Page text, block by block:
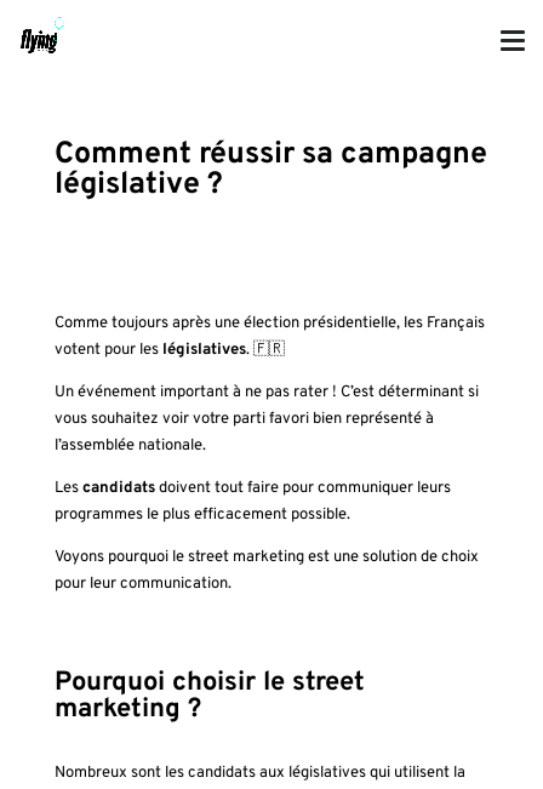
Comment réussir sa campagne
législative ?
Comme toujours après une élection présidentielle, les Français
votent pour les législatives.🇫🇷
Un événement important à ne pas rater ! C’est déterminant si
vous souhaitez voir votre parti favori bien représenté à
l’assemblée nationale.
Lescandidatsdoivent tout faire pour communiquer leurs
programmes le plus efficacement possible.
Voyons pourquoi le street marketing est une solution de choix
pour leur communication.
Pourquoi choisir le street
marketing ?
Nombreux sont les candidats aux législatives qui utilisent la